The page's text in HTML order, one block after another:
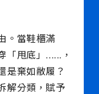
。當鞋櫃滿
「甩底」......，
是棄如敝履？
解分類，賦予